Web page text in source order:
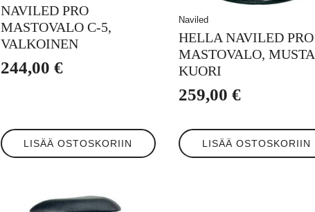
NAVILED PRO
MASTOVALO C-5,
VALKOINEN
244,00 €
LISÄÄ OSTOSKORIIN
Naviled
HELLA NAVILED PRO
MASTOVALO, MUSTA
KUORI
259,00€
LISÄÄ OSTOSKORIIN